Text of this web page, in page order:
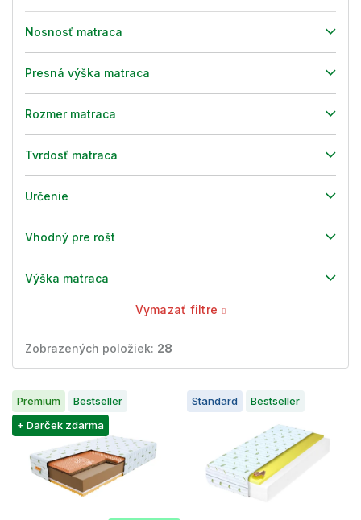
Nosnosť matraca
Presná výška matraca
Rozmer matraca
Tvrdosť matraca
Určenie
Vhodný pre rošt
Výška matraca
Vymazať filtre
Zobrazených položiek: 28
V
ý
p
Premium
Bestseller
+ Darček zdarma
Standard Bestseller